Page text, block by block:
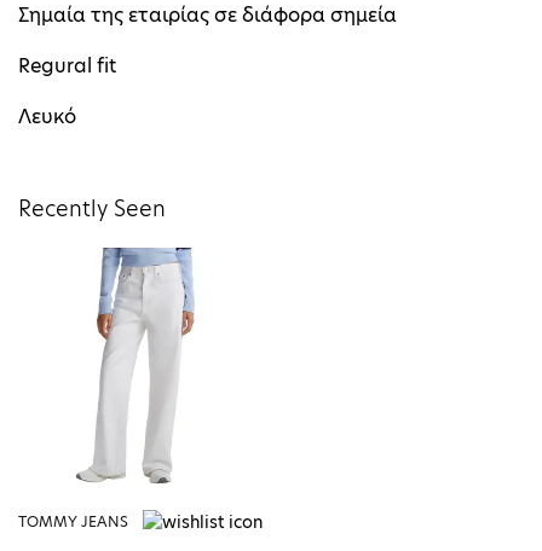
Σημαία της εταιρίας σε διάφορα σημεία
Regural fit
Λευκό
Recently Seen
TOMMY JEANS